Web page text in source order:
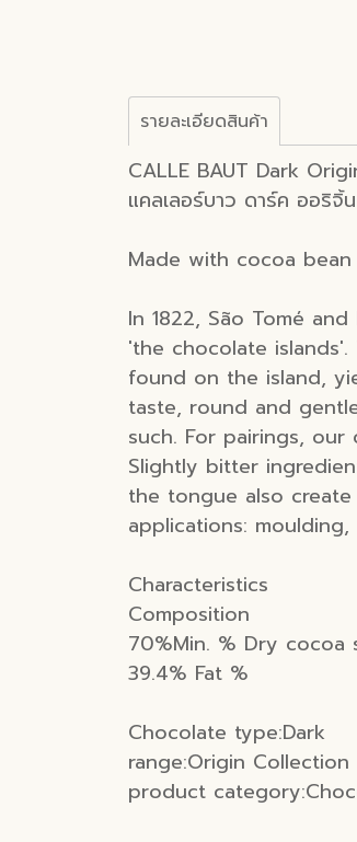
รายละเอียดสินค้า
CALLE BAUT Dark
แคลเลอร์บาว ดาร์ค ออริ
Made with cocoa
In 1822, São Tomé
'the chocolate
found on the island,
taste, round and
such. For pairings,
Slightly bitter
the tongue also
applications:
Characteristics
Composition
70%Min. % Dry cocoa
39.4% Fat %
Chocolate type:Dark
range:Origin Collection
product